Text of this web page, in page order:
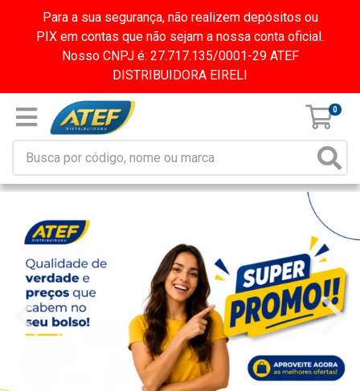
Para a sua segurança, não realizem depósitos ou
PIX em contas que não sejam a nossa conta oficial.
Nosso CNPJ é: 27.717.135/0001-29 ATEF
DISTRIBUIDORA EIRELI
0